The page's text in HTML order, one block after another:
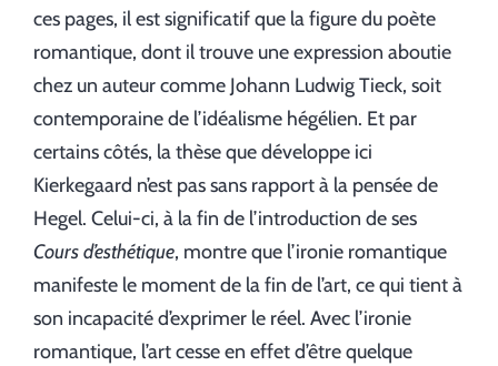
ces pages, il est significatif que la figure du poète
romantique, dont il trouve une expression aboutie
chez un auteur comme Johann Ludwig Tieck, soit
contemporaine de l’idéalisme hégélien. Et par
certains côtés, la thèse que développe ici
Kierkegaard n’est pas sans rapport à la pensée de
Hegel. Celui-ci, à la fin de l’introduction de ses
Cours d’esthétique, montre que l’ironie romantique
manifeste le moment de la fin de l’art, ce qui tient à
son incapacité d’exprimer le réel. Avec l’ironie
romantique, l’art cesse en effet d’être quelque